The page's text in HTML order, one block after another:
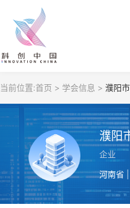
当前位置:首页 > 学会信息 > 濮阳
濮阳
企业
河南省